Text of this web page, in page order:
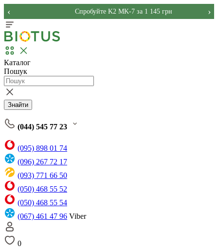
Спробуйте K2 MK-7 за 1 145 грн
‹ ›
Каталог
Пошук
Знайти
(044) 545 77 23
(095) 898 01 74
(096) 267 72 17
(093) 771 66 50
(050) 468 55 52
(050) 468 55 54
(067) 461 47 96 Viber
0